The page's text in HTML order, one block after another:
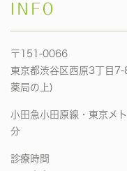
INFO
〒151-0066
東京都渋谷区西原3丁目
薬局の上)
小田急小田原線・東京メ
分
診療時間